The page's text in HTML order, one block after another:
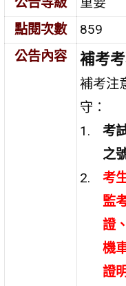
點閱次數
859
公告內容
補考
補考注
守：
考
之
考
監
證
機
證